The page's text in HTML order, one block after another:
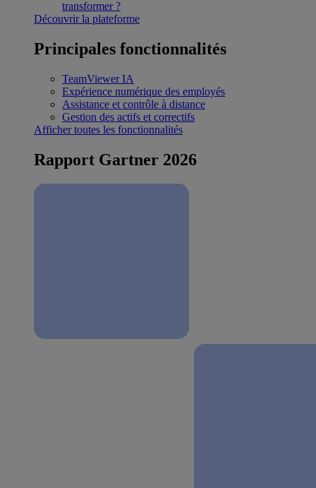
transformer ?
Découvrir la plateforme
Principales fonctionnalités
TeamViewer IA
Expérience numérique des employés
Assistance et contrôle à distance
Gestion des actifs et correctifs
Afficher toutes les fonctionnalités
Rapport Gartner 2026